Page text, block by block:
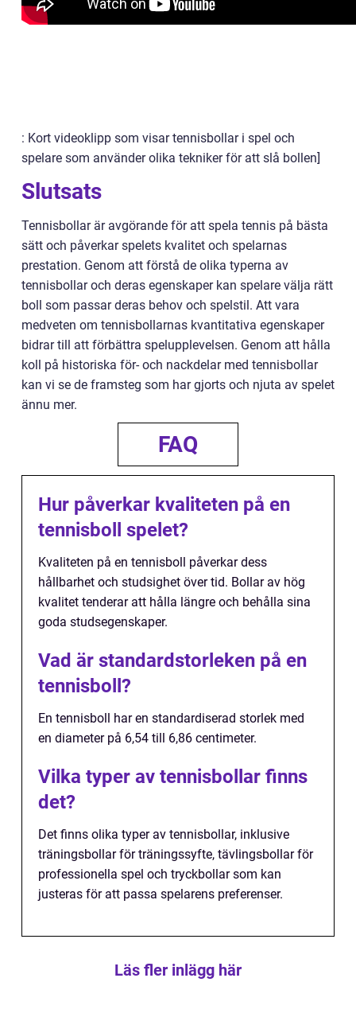
: Kort videoklipp som visar tennisbollar i spel och
spelare som använder olika tekniker för att slå bollen]
Slutsats
Tennisbollar är avgörande för att spela tennis på bästa
sätt och påverkar spelets kvalitet och spelarnas
prestation. Genom att förstå de olika typerna av
tennisbollar och deras egenskaper kan spelare välja rätt
boll som passar deras behov och spelstil. Att vara
medveten om tennisbollarnas kvantitativa egenskaper
bidrar till att förbättra spelupplevelsen. Genom att hålla
koll på historiska för- och nackdelar med tennisbollar
kan vi se de framsteg som har gjorts och njuta av spelet
ännu mer.
FAQ
Hur påverkar kvaliteten på en
tennisboll spelet?
Kvaliteten på en tennisboll påverkar dess
hållbarhet och studsighet över tid. Bollar av hög
kvalitet tenderar att hålla längre och behålla sina
goda studsegenskaper.
Vad är standardstorleken på en
tennisboll?
En tennisboll har en standardiserad storlek med
en diameter på 6,54 till 6,86 centimeter.
Vilka typer av tennisbollar finns
det?
Det finns olika typer av tennisbollar, inklusive
träningsbollar för träningssyfte, tävlingsbollar för
professionella spel och tryckbollar som kan
justeras för att passa spelarens preferenser.
Läs fler inlägg här